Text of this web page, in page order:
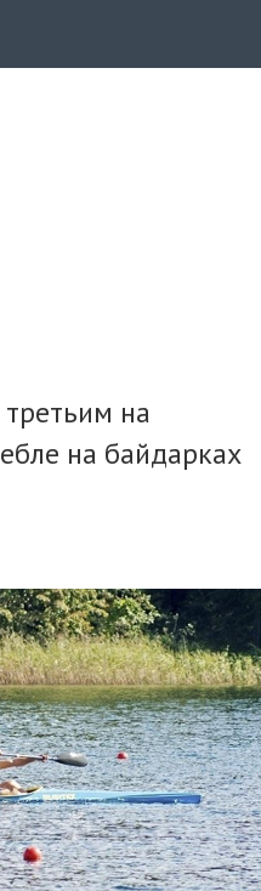
на
на байдарках